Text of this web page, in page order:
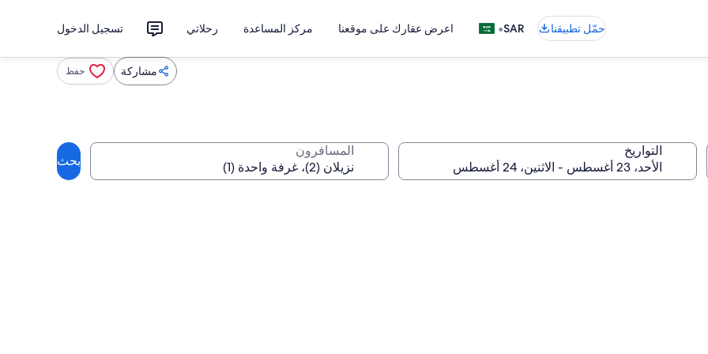
حمّل تطبيقنا SAR
• اعرض عقارك على موقعنا مركز المساعدة رحلاتي تسجيل الدخول
مشاركة حفظ
التواريخ المسافرون
بحث